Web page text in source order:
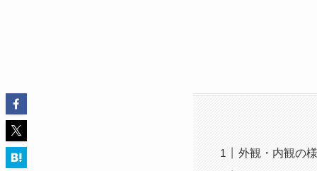
外観・内観の